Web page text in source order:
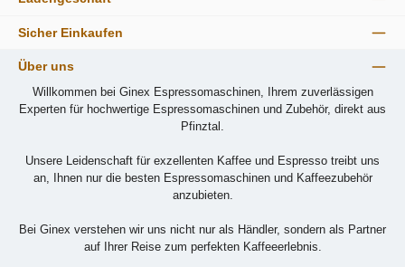
Sicher Einkaufen
Über uns
Willkommen bei Ginex Espressomaschinen, Ihrem zuverlässigen
Experten für hochwertige Espressomaschinen und Zubehör, direkt aus
Pfinztal.
Unsere Leidenschaft für exzellenten Kaffee und Espresso treibt uns
an, Ihnen nur die besten Espressomaschinen und Kaffeezubehör
anzubieten.
Bei Ginex verstehen wir uns nicht nur als Händler, sondern als Partner
auf Ihrer Reise zum perfekten Kaffeeerlebnis.